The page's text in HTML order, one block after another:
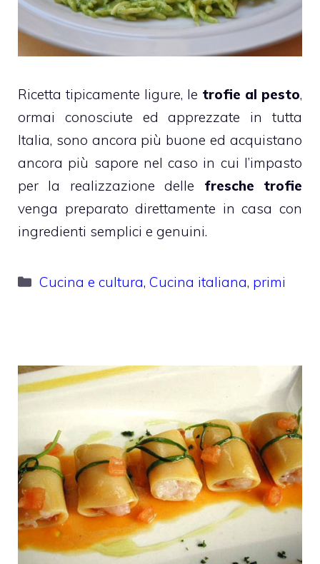
Ricetta tipicamente ligure, le trofie al pesto,
ormai conosciute ed apprezzate in tutta
Italia, sono ancora più buone ed acquistano
ancora più sapore nel caso in cui l’impasto
per la realizzazione delle fresche trofie
venga preparato direttamente in casa con
ingredienti semplici e genuini.
Categorie
Cucina e cultura,Cucina italiana, primi